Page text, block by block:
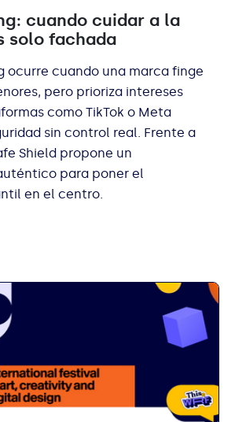
cuando cuidar a la
solo fachada
ocurre cuando una marca finge
pero prioriza intereses
como TikTok o Meta
sin control real. Frente a
Shield propone un
para poner el
en el centro.